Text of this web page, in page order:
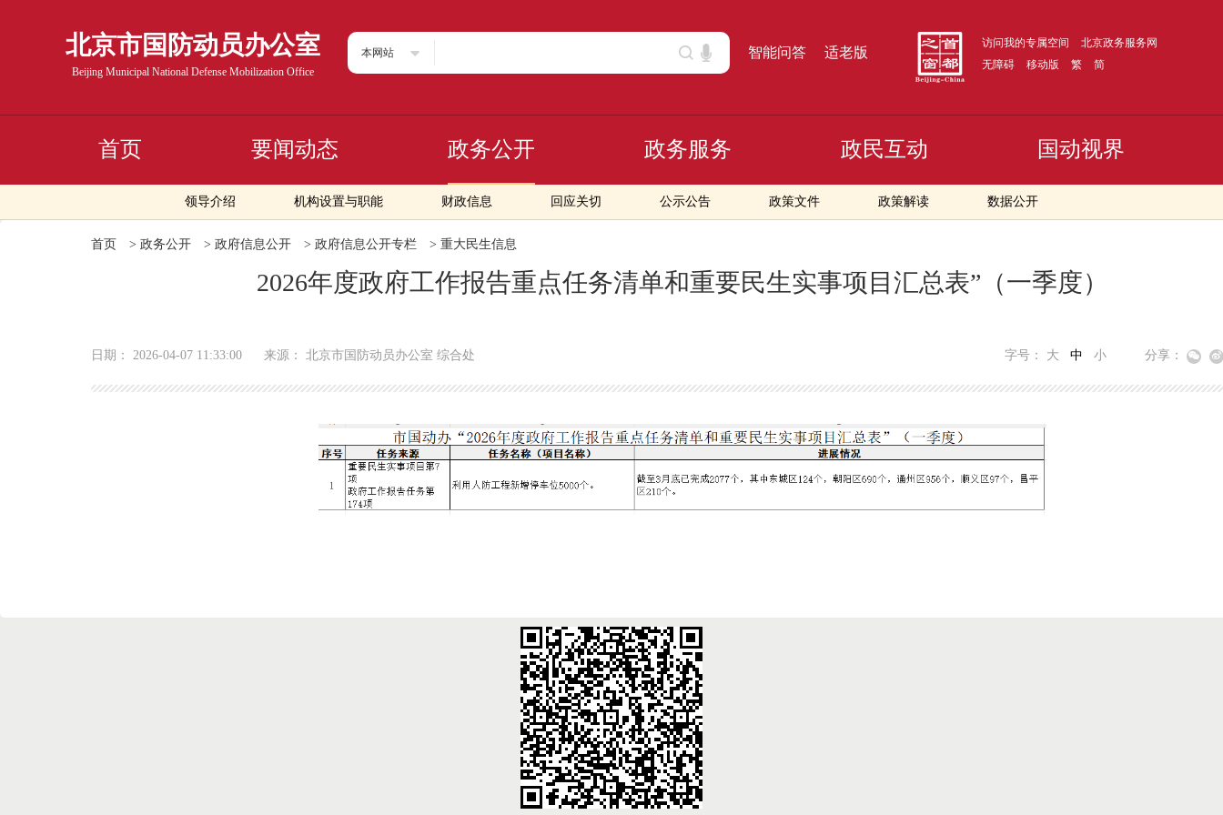
北京市国防动员办公室
Beijing Municipal National Defense Mobilization Office
本网站 智能问答 适老版
访问我的专属空间
北京政务服务网
无障碍
移动版 繁 简
首页 要闻动态 政务公开
领导介绍 机构设置与职能 财政信息 回应关切 公示公告 政策文件 政策解读 数据公开
政务服务 政民互动 国动视界
首页 > 政务公开 > 政府信息公开 > 政府信息公开专栏 > 重大民生信息
2026年度政府工作报告重点任务清单和重要民生实事项目汇总表”（一季度）
日期： 2026-04-07 11:33:00 来源： 北京市国防动员办公室 综合处 字号： 大 中 小 分享：